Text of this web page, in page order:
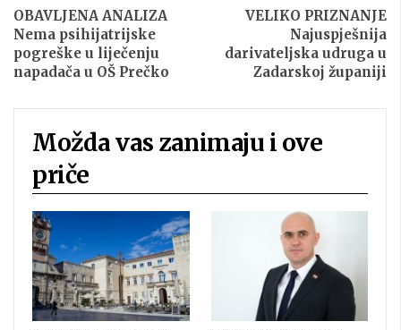
OBAVLJENA ANALIZA
Nema psihijatrijske
pogreške u liječenju
napadača u OŠ Prečko
VELIKO PRIZNANJE
Najuspješnija
darivateljska udruga u
Zadarskoj županiji
Možda vas zanimaju i ove
priče